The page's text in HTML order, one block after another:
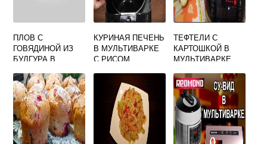
ПЛОВ С
ГОВЯДИНОЙ ИЗ
БУЛГУРА В
КУРИНАЯ ПЕЧЕНЬ
В МУЛЬТИВАРКЕ
С РИСОМ
ТЕФТЕЛИ С
КАРТОШКОЙ В
МУЛЬТИВАРКЕ